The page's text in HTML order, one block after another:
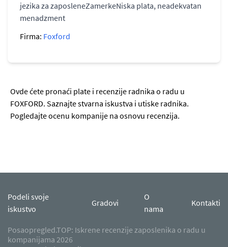
jezika za zaposleneZamerkeNiska plata, neadekvatan
menadzment
Firma: Foxford
Ovde ćete pronaći plate i recenzije radnika o radu u
FOXFORD. Saznajte stvarna iskustva i utiske radnika.
Pogledajte ocenu kompanije na osnovu recenzija.
Podeli svoje
iskustvo
Gradovi
O
nama
Kontakti
Posaopregled.TOP: Iskrene recenzije zaposlenika o radu u
kompanijama 2026